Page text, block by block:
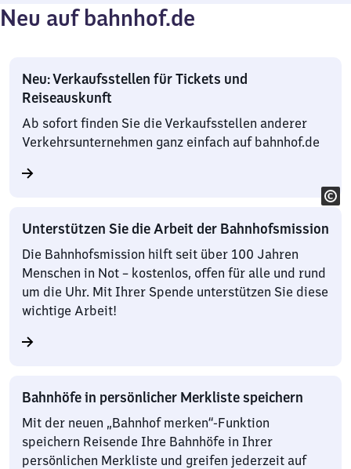
Neu auf bahnhof.de
Neu: Verkaufsstellen für Tickets und
Reiseauskunft
Ab sofort finden Sie die Verkaufsstellen anderer
Verkehrsunternehmen ganz einfach auf bahnhof.de
Unterstützen Sie die Arbeit der Bahnhofsmission
Die Bahnhofsmission hilft seit über 100 Jahren
Menschen in Not – kostenlos, offen für alle und rund
um die Uhr. Mit Ihrer Spende unterstützen Sie diese
wichtige Arbeit!
Bahnhöfe in persönlicher Merkliste speichern
Mit der neuen „Bahnhof merken“-Funktion
speichern Reisende Ihre Bahnhöfe in Ihrer
persönlichen Merkliste und greifen jederzeit auf